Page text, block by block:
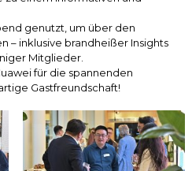
genutzt, um über den
– inklusive brandheißer Insights
Mitglieder.
für die spannenden
Gastfreundschaft!